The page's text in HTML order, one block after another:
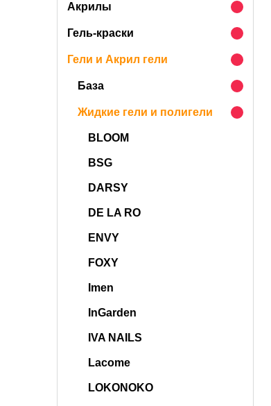
Акрилы
Гель-краски
Гели и Акрил гели
База
Жидкие гели и полигели
BLOOM
BSG
DARSY
DE LA RO
ENVY
FOXY
Imen
InGarden
IVA NAILS
Lacome
LOKONOKO